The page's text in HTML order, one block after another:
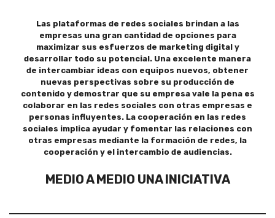
Las plataformas de redes sociales brindan a las
empresas una gran cantidad de opciones para
maximizar sus esfuerzos de marketing digital y
desarrollar todo su potencial. Una excelente manera
de intercambiar ideas con equipos nuevos, obtener
nuevas perspectivas sobre su producción de
contenido y demostrar que su empresa vale la pena es
colaborar en las redes sociales con otras empresas e
personas influyentes. La cooperación en las redes
sociales implica ayudar y fomentar las relaciones con
otras empresas mediante la formación de redes, la
cooperación y el intercambio de audiencias.
MEDIO A MEDIO UNA INICIATIVA